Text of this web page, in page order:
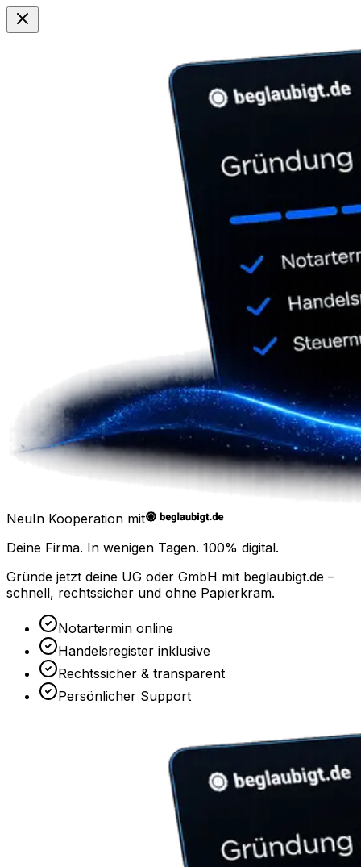
NeuIn Kooperation mit
Deine Firma. In wenigen Tagen. 100% digital.
Gründe jetzt deine UG oder GmbH mit beglaubigt.de –
schnell, rechtssicher und ohne Papierkram.
Notartermin online
Handelsregister inklusive
Rechtssicher & transparent
Persönlicher Support